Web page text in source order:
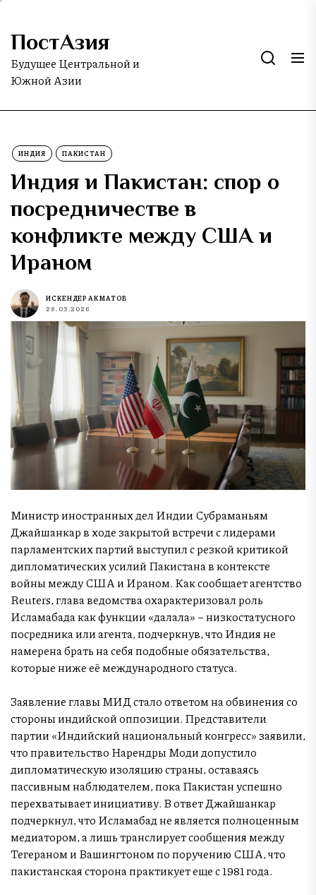
Skip
the
content
ПостАзия
Будущее Центральной и
Южной Азии
ИНДИЯ ПАКИСТАН
Индия и Пакистан: спор о
посредничестве в
конфликте между США и
Ираном
ИСКЕНДЕР АКМАТОВ
28.03.2026
Министр иностранных дел Индии Субраманьям
Джайшанкар в ходе закрытой встречи с лидерами
парламентских партий выступил с резкой критикой
дипломатических усилий Пакистана в контексте
войны между США и Ираном. Как сообщает агентство
Reuters, глава ведомства охарактеризовал роль
Исламабада как функции «далала» – низкостатусного
посредника или агента, подчеркнув, что Индия не
намерена брать на себя подобные обязательства,
которые ниже её международного статуса.
Заявление главы МИД стало ответом на обвинения со
стороны индийской оппозиции. Представители
партии «Индийский национальный конгресс» заявили,
что правительство Нарендры Моди допустило
дипломатическую изоляцию страны, оставаясь
пассивным наблюдателем, пока Пакистан успешно
перехватывает инициативу. В ответ Джайшанкар
подчеркнул, что Исламабад не является полноценным
медиатором, а лишь транслирует сообщения между
Тегераном и Вашингтоном по поручению США, что
пакистанская сторона практикует еще с 1981 года.